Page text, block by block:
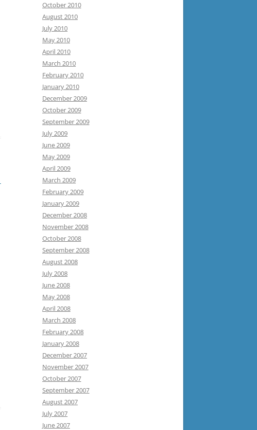
October 2010
August 2010
July 2010
May 2010
April 2010
March 2010
February 2010
January 2010
December 2009
October 2009
September 2009
July 2009
June 2009
May 2009
April 2009
March 2009
February 2009
January 2009
December 2008
November 2008
October 2008
September 2008
August 2008
July 2008
June 2008
May 2008
April 2008
March 2008
February 2008
January 2008
December 2007
November 2007
October 2007
September 2007
August 2007
July 2007
June 2007